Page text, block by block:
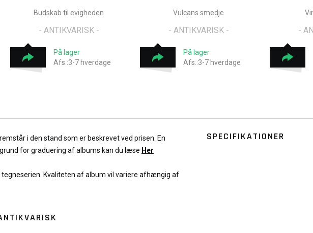
Budskab til evigheden
- ANTIKVARISK -
På lager
Afs.:3-7 hverdage
Vulcans smedje
- ANTIKVARISK -
På lager
Afs.:3-7 hverdage
-
i den stand som er beskrevet ved prisen. En
for graduering af albums kan du læse Her
Kvaliteten af album vil variere afhængig af
SPECIFIKATIONER